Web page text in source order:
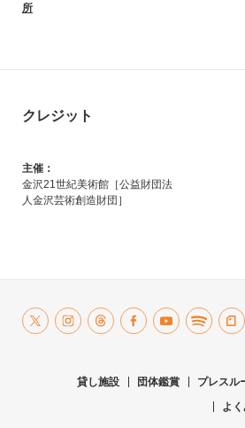
所
クレジット
主催：
金沢21世紀美術館［公益財団法
人金沢芸術創造財団］
貸し施設 団体鑑賞 プレスル
よ